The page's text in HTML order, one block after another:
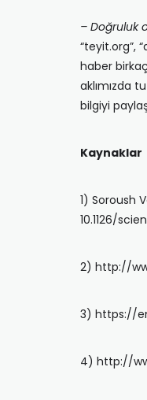
– Doğruluk
“teyit.org”,
haber
aklımızda
bilgiyi
Kaynaklar
1) Soroush
10.1126/
2) http://
3) https://
4) http://